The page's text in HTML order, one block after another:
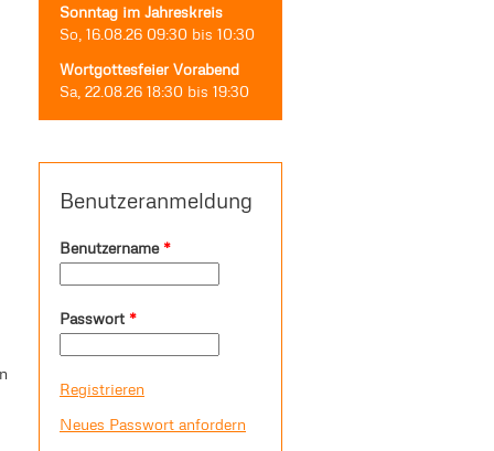
Sonntag im Jahreskreis
So, 16.08.26 09:30 bis 10:30
Wortgottesfeier Vorabend
Sa, 22.08.26 18:30 bis 19:30
Benutzeranmeldung
Benutzername *
Passwort *
Registrieren
Neues Passwort anfordern